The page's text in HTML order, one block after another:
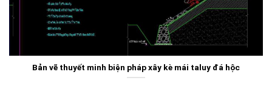
Bản vẽ thuyết minh biện pháp xây kè mái taluy đá hộc